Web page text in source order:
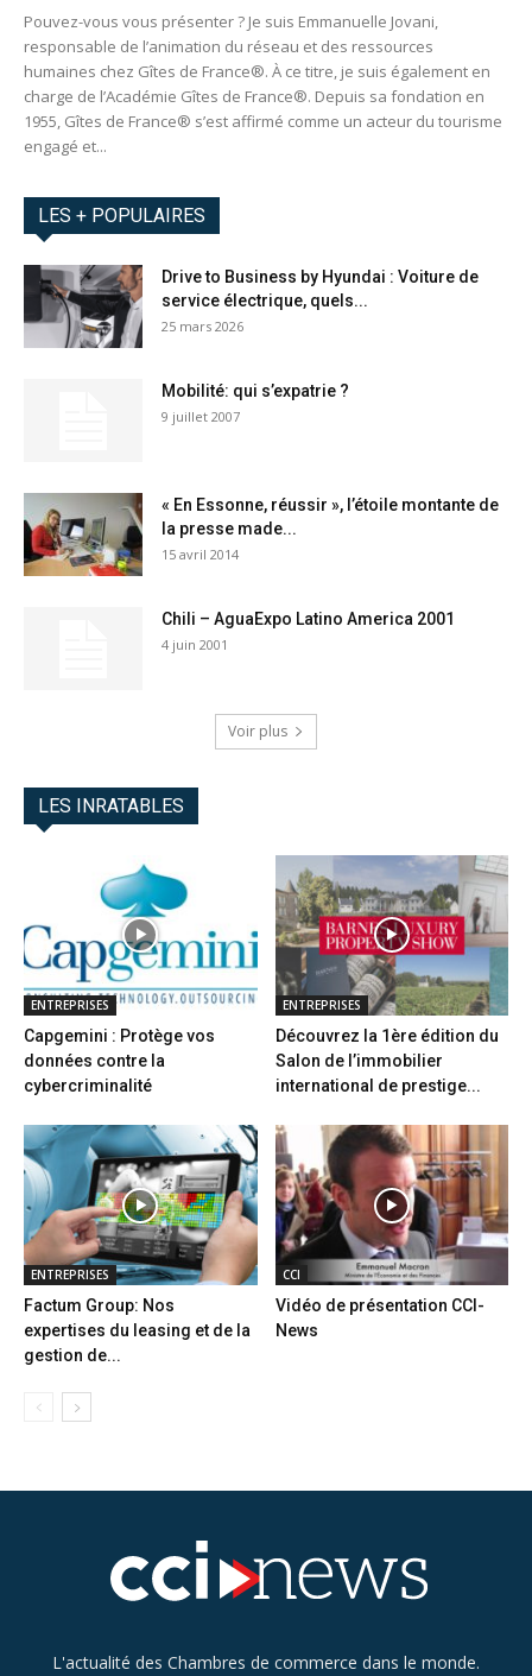
Pouvez-vous vous présenter ? Je suis Emmanuelle Jovani,
responsable de l’animation du réseau et des ressources
humaines chez Gîtes de France®. À ce titre, je suis également en
charge de l’Académie Gîtes de France®. Depuis sa fondation en
1955, Gîtes de France® s’est affirmé comme un acteur du tourisme
engagé et...
LES + POPULAIRES
Drive to Business by Hyundai : Voiture de
service électrique, quels...
25 mars 2026
Mobilité: qui s’expatrie ?
9 juillet 2007
« En Essonne, réussir », l’étoile montante de
la presse made...
15 avril 2014
Chili – AguaExpo Latino America 2001
4 juin 2001
Voir plus
LES INRATABLES
ENTREPRISES
Capgemini : Protège vos
données contre la
cybercriminalité
ENTREPRISES
Découvrez la 1ère édition du
Salon de l’immobilier
international de prestige...
ENTREPRISES
Factum Group: Nos
expertises du leasing et de la
gestion de...
CCI
Vidéo de présentation CCI-
News
L'actualité des Chambres de commerce dans le monde.